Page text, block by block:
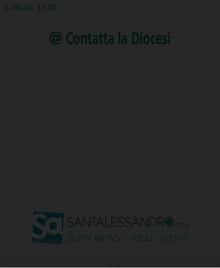
h. 08.30 - 12.30